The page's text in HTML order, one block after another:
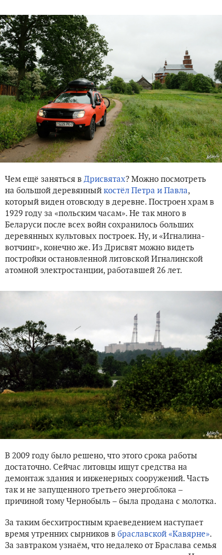
Чем ещё заняться вДрисвятах? Можно посмотреть
на большой деревянныйкостёл Петра и Павла,
который виден отовсюду в деревне. Построен храм в
1929 году за «польским часам». Не так много в
Беларуси после всех войн сохранилось больших
деревянных культовых построек. Ну, и «Игналина-
вотчинг», конечно же. Из Дрисвят можно видеть
постройки остановленной литовской Игналинской
атомной электростанции, работавшей 26 лет.
В 2009 году было решено, что этого срока работы
достаточно. Сейчас литовцы ищут средства на
демонтаж здания и инженерных сооружений. Часть
так и не запущенного третьего энергоблока –
причиной тому Чернобыль – была продана с молотка.
За таким бесхитростным краеведением наступает
время утренних сырников вбраславской «Кавярне».
За завтраком узнаём, что недалеко от Браслава семья